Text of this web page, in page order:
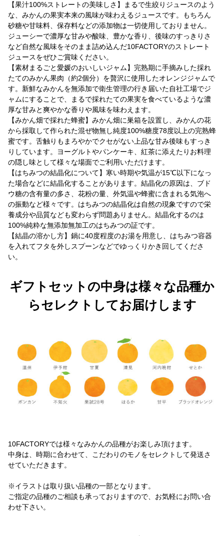
【果汁100%ストレートの美味しさ】まるで生絞りジュースのよう
な、みかんの果実本来の風味が味わえるジュースです。もちろん
砂糖や甘味料、保存料などの添加物は一切使用しておりません。
ジューシーで濃厚な甘みや酸味、豊かな香り、後味のすっきりさ
など自然な風味をそのまま詰め込んだ10FACTORYのストレート
ジュースをぜひご賞味ください。
【素材まるごと愛媛のおいしいジャム】完熟期に手摘みした採れ
たてのみかん果肉（約2個分）を贅沢に使用したオレンジジャムで
す。新鮮なみかんを無添加で衛生管理の行き届いた自社工場でジ
ャムにすることで、まるで採れたての果実を食べているような濃
厚な甘みと爽やかな香りや風味を味わえます。
【みかん畑で採れた蜂蜜】みかん畑に巣箱を設置し、みかんの花
から採取して作られた混ぜ物無し純度100%糖度78度以上の完熟蜂
蜜です。舌触りもまろやかでクセがない上品な甘み後味もすっき
りしています。ヨーグルトやパンケーキ、紅茶に添えたりお料理
の隠し味として様々な場面でご利用いただけます。
【はちみつの結晶化について】寒い時期や気温が15℃以下になっ
た場合などに結晶化することがあります。結晶化の原因は、ブド
ウ糖の含有量の多さ、花粉の量、外気温や蜂蜜に含まれる気泡へ
の振動など様々です。はちみつの結晶化は自然の現象ですので栄
養成分や品質なども変わらず問題ありません。結晶化するのは
100%純粋な無添加無加工のはちみつの証です。
【結晶の溶かし方】鍋に40度程度のお湯を用意し、はちみつ容器
を入れてフタを外しスプーンなどでゆっくりかき回してくださ
い。
ギフトセットの中身は様々な品種か
らセレクトしてお届けします
10FACTORYでは様々なみかんの品種がお楽しみ頂けます。
中身は、時期に合わせて、こだわりのモノをセレクトして発送さ
せていただきます。
※イラストは取り扱い品種の一部となります。
ご指定の品種のご相談も承っておりますので、お気軽にお問い合
わせ下さい。